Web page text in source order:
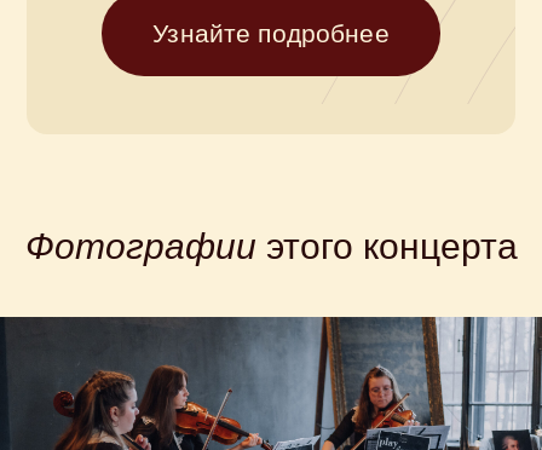
Фотографии этого концерта
Купитебилет
на концерт